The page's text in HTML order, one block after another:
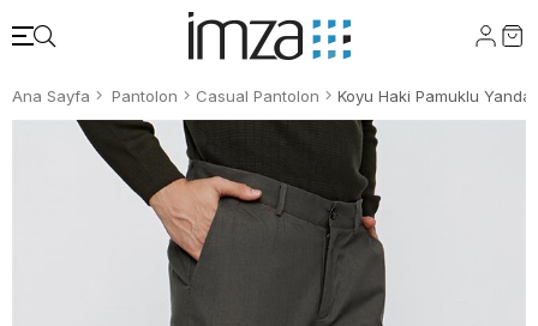
Ana Sayfa Pantolon Casual Pantolon